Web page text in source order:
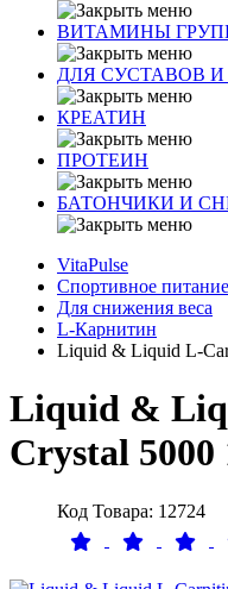
ВИТАМИНЫ
ДЛЯ СУСТАВОВ И
КРЕАТИН
ПРОТЕИН
БАТОНЧИКИ И
VitaPulse
Спортивное питание
Для снижения веса
L-Карнитин
Liquid & Liquid L-
Liquid &
Crystal 5000
Код Товара: 12724